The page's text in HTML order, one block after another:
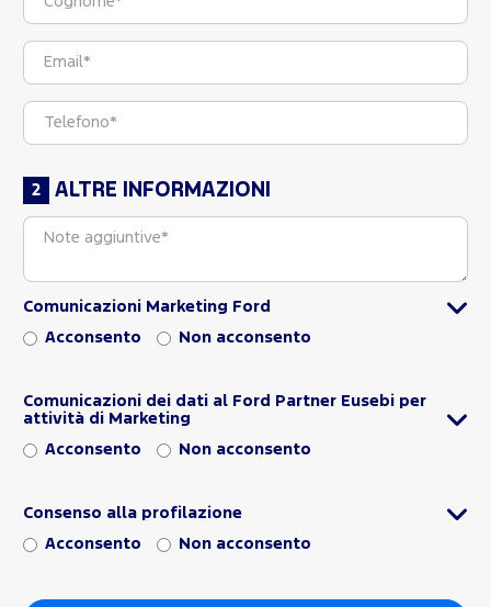
ALTRE INFORMAZIONI
Comunicazioni Marketing Ford
Acconsento Non acconsento
Comunicazioni dei dati al Ford Partner Eusebi per
attività di Marketing
Acconsento Non acconsento
Consenso alla profilazione
Acconsento Non acconsento